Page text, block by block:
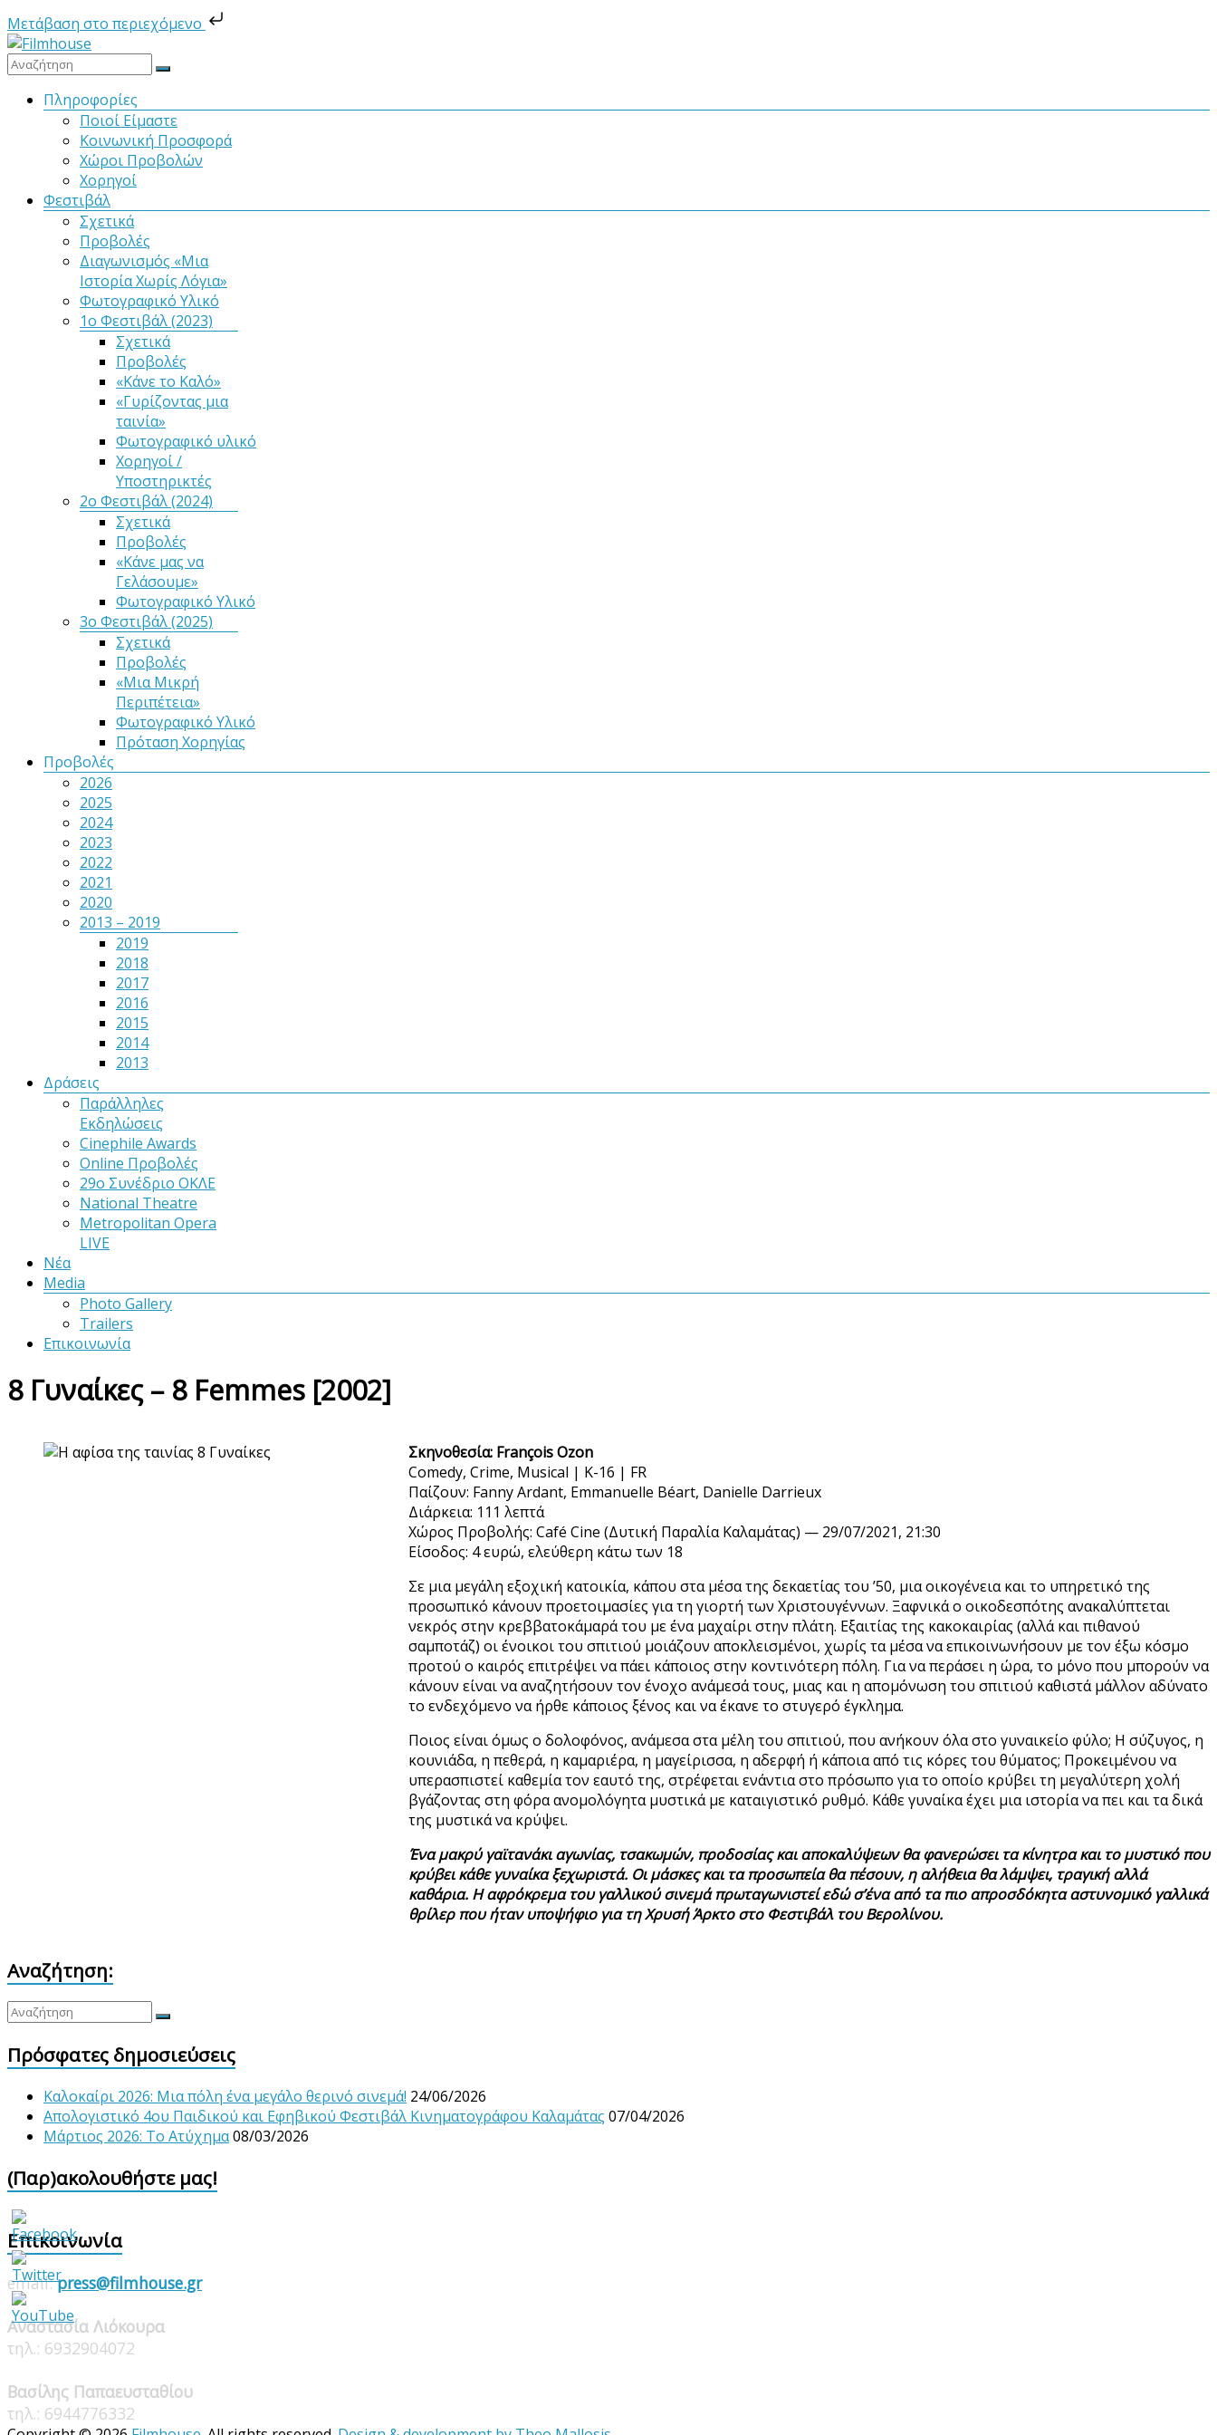
Μετάβαση στο περιεχόμενο
Μετάβαση
στο
Filmhouse
Κινηματογραφική
Καλαμάτας
ΜενούΠληροφορίες
Ποιοί Είμαστε
Κοινωνική Προσφορά
Χώροι Προβολών
Χορηγοί
Φεστιβάλ
Σχετικά
Προβολές
Διαγωνισμός «Μια
Ιστορία Χωρίς Λόγια»
Φωτογραφικό Υλικό
1ο Φεστιβάλ (2023)
Σχετικά
Προβολές
«Κάνε το Καλό»
«Γυρίζοντας μια
ταινία»
Φωτογραφικό υλικό
Χορηγοί /
Υποστηρικτές
2ο Φεστιβάλ (2024)
Σχετικά
Προβολές
«Κάνε μας να
Γελάσουμε»
Φωτογραφικό Υλικό
3ο Φεστιβάλ (2025)
Σχετικά
Προβολές
«Μια Μικρή
Περιπέτεια»
Φωτογραφικό Υλικό
Πρόταση Χορηγίας
Προβολές
2026
2025
2024
2023
2022
2021
2020
2013 – 2019
2019
2018
2017
2016
2015
2014
2013
Δράσεις
Παράλληλες
Εκδηλώσεις
Cinephile Awards
Online Προβολές
29ο Συνέδριο ΟΚΛΕ
National Theatre
Metropolitan Opera
LIVE
Νέα
Media
Photo Gallery
Trailers
Επικοινωνία
8 Γυναίκες – 8 Femmes [2002]
Σκηνοθεσία: François Ozon
Comedy, Crime, Musical | K-16 | FR
Παίζουν: Fanny Ardant, Emmanuelle Béart, Danielle Darrieux
Διάρκεια: 111 λεπτά
Χώρος Προβολής: Café Cine (Δυτική Παραλία Καλαμάτας) — 29/07/2021, 21:30
Είσοδος: 4 ευρώ, ελεύθερη κάτω των 18
Σε μια μεγάλη εξοχική κατοικία, κάπου στα μέσα της δεκαετίας του ’50, μια οικογένεια και το υπηρετικό της
προσωπικό κάνουν προετοιμασίες για τη γιορτή των Χριστουγέννων. Ξαφνικά ο οικοδεσπότης ανακαλύπτεται
νεκρός στην κρεββατοκάμαρά του με ένα μαχαίρι στην πλάτη. Εξαιτίας της κακοκαιρίας (αλλά και πιθανού
σαμποτάζ) οι ένοικοι του σπιτιού μοιάζουν αποκλεισμένοι, χωρίς τα μέσα να επικοινωνήσουν με τον έξω κόσμο
προτού ο καιρός επιτρέψει να πάει κάποιος στην κοντινότερη πόλη. Για να περάσει η ώρα, το μόνο που μπορούν να
κάνουν είναι να αναζητήσουν τον ένοχο ανάμεσά τους, μιας και η απομόνωση του σπιτιού καθιστά μάλλον αδύνατο
το ενδεχόμενο να ήρθε κάποιος ξένος και να έκανε το στυγερό έγκλημα.
Ποιος είναι όμως ο δολοφόνος, ανάμεσα στα μέλη του σπιτιού, που ανήκουν όλα στο γυναικείο φύλο; Η σύζυγος, η
κουνιάδα, η πεθερά, η καμαριέρα, η μαγείρισσα, η αδερφή ή κάποια από τις κόρες του θύματος; Προκειμένου να
υπερασπιστεί καθεμία τον εαυτό της, στρέφεται ενάντια στο πρόσωπο για το οποίο κρύβει τη μεγαλύτερη χολή
βγάζοντας στη φόρα ανομολόγητα μυστικά με καταιγιστικό ρυθμό. Κάθε γυναίκα έχει μια ιστορία να πει και τα δικά
της μυστικά να κρύψει.
Ένα μακρύ γαϊτανάκι αγωνίας, τσακωμών, προδοσίας και αποκαλύψεων θα φανερώσει τα κίνητρα και το μυστικό που
κρύβει κάθε γυναίκα ξεχωριστά. Οι μάσκες και τα προσωπεία θα πέσουν, η αλήθεια θα λάμψει, τραγική αλλά
καθάρια. Η αφρόκρεμα του γαλλικού σινεμά πρωταγωνιστεί εδώ σ’ένα από τα πιο απροσδόκητα αστυνομικό γαλλικά
θρίλερ που ήταν υποψήφιο για τη Χρυσή Άρκτο στο Φεστιβάλ του Βερολίνου.
Αναζήτηση:
Πρόσφατες δημοσιεύσεις
Καλοκαίρι 2026: Μια πόλη ένα μεγάλο θερινό σινεμά! 24/06/2026
Απολογιστικό 4ου Παιδικού και Εφηβικού Φεστιβάλ Κινηματογράφου Καλαμάτας 07/04/2026
Μάρτιος 2026: Το Ατύχημα08/03/2026
(Παρ)ακολουθήστε μας!
Επικοινωνία
email:press@filmhouse.gr
Αναστασία Λιόκουρα
τηλ.: 6932904072
Βασίλης Παπαευσταθίου
τηλ.: 6944776332